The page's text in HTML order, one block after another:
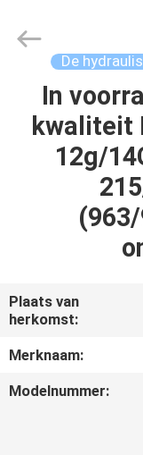
HUIS
ONGEVEER
Fluid
Power
De
In
kwaliteit
12g/
Plaats van
herkomst:
Merknaam:
Modelnummer: